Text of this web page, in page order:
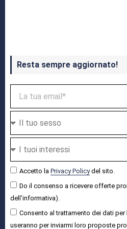
Resta sempre aggiornato!
Accetto la Privacy Policydel sito.
Do il consenso a ricevere offerte
dell'informativa).
Consento al trattamento dei dati
useranno per inviarmi loro proposte